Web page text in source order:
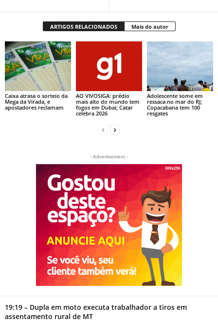
ARTIGOS RELACIONADOS Mais do autor
Caixa atrasa o sorteio da
Mega da Virada, e
apostadores reclamam
AO VIVOSIGA: prédio
mais alto do mundo tem
fogos em Dubai; Catar
celebra 2026
Adolescente some em
ressaca no mar do RJ;
Copacabana tem 100
resgates
- Advertisement -
19:19 – Dupla em moto executa trabalhador a tiros em
assentamento rural de MT